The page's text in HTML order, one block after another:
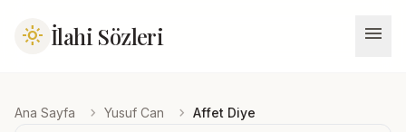
light_mode İlahi Sözleri menu
Ana Sayfa chevron_right Yusuf Can chevron_right Affet Diye